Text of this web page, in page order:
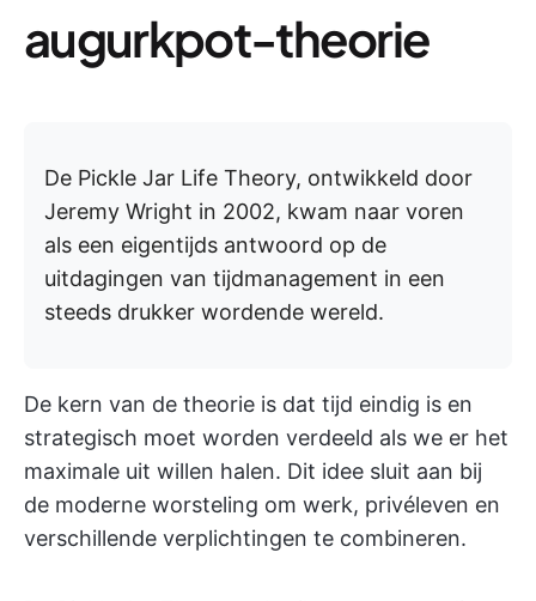
augurkpot-theorie
De Pickle Jar Life Theory, ontwikkeld door
Jeremy Wright in 2002, kwam naar voren
als een eigentijds antwoord op de
uitdagingen van tijdmanagement in een
steeds drukker wordende wereld.
De kern van de theorie is dat tijd eindig is en
strategisch moet worden verdeeld als we er het
maximale uit willen halen. Dit idee sluit aan bij
de moderne worsteling om werk, privéleven en
verschillende verplichtingen te combineren.